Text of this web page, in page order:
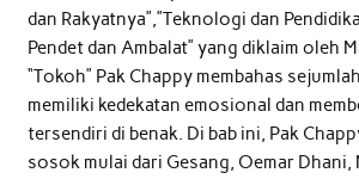
dan Rakyatnya”,”Teknologi dan
Pendet dan Ambalat” yang diklaim oleh
“Tokoh” Pak Chappy membahas
memiliki kedekatan emosional dan
tersendiri di benak. Di bab ini, Pak
sosok mulai dari Gesang, Oemar Dhani,